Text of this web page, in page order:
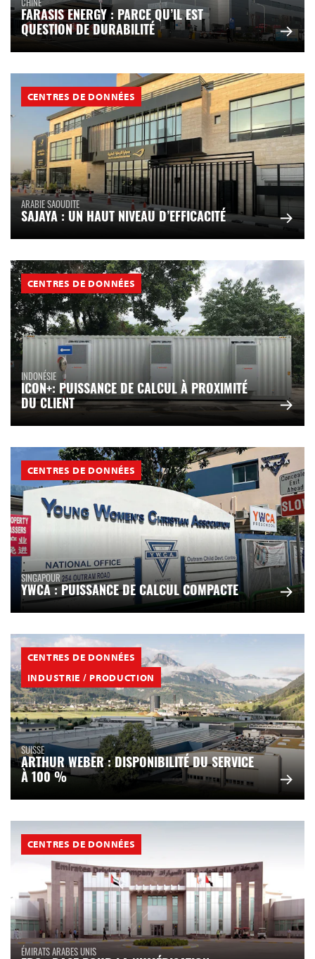
FARASIS ENERGY : PARCE QU’IL EST
QUESTION DE DURABILITÉ
CENTRES DE DONNÉES
ARABIE SAOUDITE
SAJAYA : UN HAUT NIVEAU D’EFFICACITÉ
CENTRES DE DONNÉES
INDONÉSIE
ICON+: PUISSANCE DE CALCUL À PROXIMITÉ
DU CLIENT
CENTRES DE DONNÉES
SINGAPOUR
YWCA : PUISSANCE DE CALCUL COMPACTE
CENTRES DE DONNÉES
INDUSTRIE / PRODUCTION
SUISSE
ARTHUR WEBER : DISPONIBILITÉ DU SERVICE
À 100 %
CENTRES DE DONNÉES
ÉMIRATS ARABES UNIS